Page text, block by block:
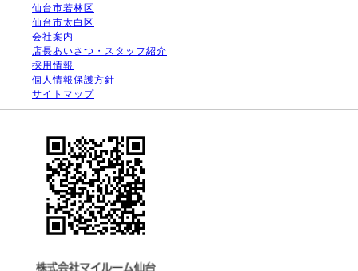
仙台市若林区
仙台市太白区
会社案内
店長あいさつ・スタッフ紹介
採用情報
個人情報保護方針
サイトマップ